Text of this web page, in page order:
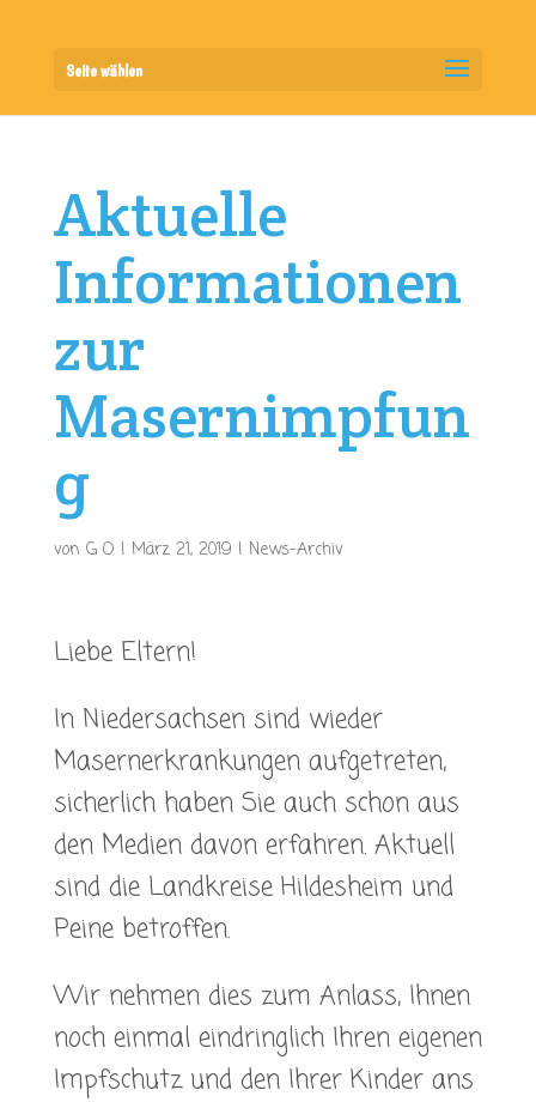
Seite wählen
Aktuelle
Informationen
zur
Masernimpfun
g
von G O | März 21, 2019 | News-Archiv
Liebe Eltern!
In Niedersachsen sind wieder
Masernerkrankungen aufgetreten,
sicherlich haben Sie auch schon aus
den Medien davon erfahren. Aktuell
sind die Landkreise Hildesheim und
Peine betroffen.
Wir nehmen dies zum Anlass, Ihnen
noch einmal eindringlich Ihren eigenen
Impfschutz und den Ihrer Kinder ans